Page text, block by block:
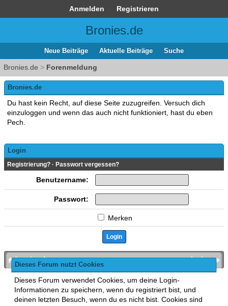
Anmelden Registrieren
Bronies.de
Neue Beiträge Aktuelle Beiträge Suche
Bronies.de > Forenmeldung
Dieses Forum nutzt Cookies
Dieses Forum verwendet Cookies, um deine Login-
Informationen zu speichern, wenn du registriert bist, und
deinen letzten Besuch, wenn du es nicht bist. Cookies sind
Bronies.de
Du hast kein Recht, auf diese Seite zuzugreifen. Versuch dich
einzuloggen und wenn das auch nicht funktioniert, hast du eben
Pech.
Login
Registrierung? · Passwort vergessen?
Benutzername:
Passwort:
Merken
nach oben
bronies.de
MyBB , mobile Fassung: MyBB GoMobile
Zur Desktop-Version wechseln
This forum usesLukasz TkaczMyBB addons.